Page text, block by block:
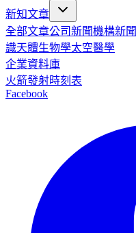
新知文章
全部文章公司新聞機構新聞
識天體生物學太空醫學
企業資料庫
火箭發射時刻表
Facebook